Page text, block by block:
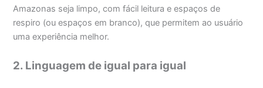
Amazonas seja limpo, com fácil leitura e espaços de
respiro (ou espaços em branco), que permitem ao usuário
uma experiência melhor.
2. Linguagem de igual para igual